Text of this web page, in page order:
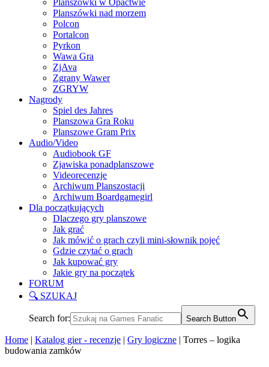
Planszówki nad morzem
Polcon
Portalcon
Pyrkon
Wawa Gra
ZjAva
Zgrany Wawer
ZGRYW
Nagrody
Spiel des Jahres
Planszowa Gra Roku
Planszowe Gram Prix
Audio/Video
Audiobook GF
Zjawiska ponadplanszowe
Videorecenzje
Archiwum Planszostacji
Archiwum Boardgamegirl
Dla początkujących
Dlaczego gry planszowe
Jak grać
Jak mówić o grach czyli mini-słownik pojęć
Gdzie czytać o grach
Jak kupować gry
Jakie gry na początek
FORUM
🔍 SZUKAJ
Search for: Search Button
Home | Katalog gier - recenzje | Gry logiczne | Torres – logika
budowania zamków